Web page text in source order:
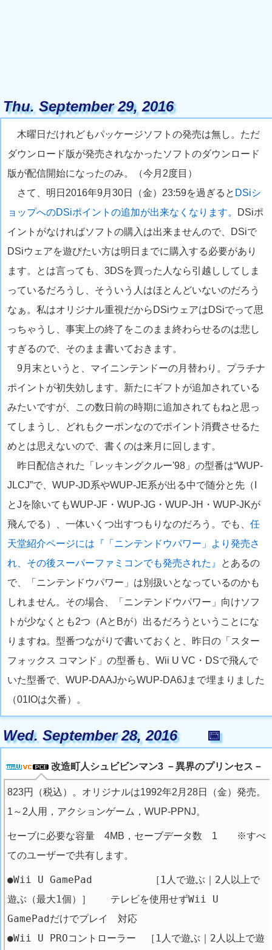
Thu. September 29, 2016
木曜日だけれどもパッケージソフトの発売は無し。ただ
ダウンロード版が発売されなかったソフトのダウンロード
版が配信開始になったのみ。（今月2度目）
さて、明日2016年9月30日（金）23:59を過ぎると DSiシ
ョップへのDSiポイントの追加が出来なくなります。
DSiポ
イントがなければソフトの購入は出来ませんので、DSiで
DSiウェアを遊びたい方は明日までに購入する必要があり
ます。とは言っても、3DSを買った人なら引越ししてしま
っているだろうし、そういう人はほとんどいないのだろう
なぁ。私はオリジナル重視だからDSiウェアはDSiでって思
っちゃうし、事実上の終了をこのまま終わらせるのは悲し
すぎるので、そのまま書いておきます。
9月末というと、マイニンテンドーの月替わり。プラチナ
ポイントが初失効します。新たにギフトが追加されている
みたいですが、この数日前の時期に追加されてもねと思っ
てしまうし、どれもクーポンなのでポイント消費させるた
めとは思えないので、書くのは来月に回します。
昨日配信された「レッキングクルー'98」の型番は“WUP-
JLCJ”で、WUP-JD系やWUP-JE系が出る中で随分と先（I
とJを除いてもWUP-JF・WUP-JG・WUP-JH・WUP-JKが
飛んでる）、一体いくつ出すつもりなのだろう。でも、 任
天堂紹介ページには『「ニンテンドウパワー」より発売さ
れ、その後スーパーファミコンでも発売された』
とあるの
で、「ニンテンドウパワー」は別扱いとなっているのかも
しれません。その場合、「ニンテンドウパワー」向けソフ
トが少なくとも2つ（AとBが）出るだろうということにな
りますね。型番つながりで書いておくと、昨日の「スター
フォックス コマンド」の型番も、Wii U VC・DSで飛んで
いた型番で、WUP-DAAJからWUP-DA6Jまで埋まりました
（01IOは欠番）。
Wed. September 28, 2016📅
改造町人シュビビンマン3 －異界のプリンセス－
823円（税込）。オリジナルは1992年2月28日（金）発売。
1～2人用，アクションゲーム，WUP-PPNJ。
セーブに必要な容量 4MB，セーブデータ数 1 ※すべ
てのユーザーで共有します。
●Wii U GamePad ［1人で遊ぶ｜2人以上で
遊ぶ（最大1個）］ テレビを使用せずWii U
GamePadだけでプレイ 対応
●Wii U PROコントローラー ［1人で遊ぶ｜2人以上で遊